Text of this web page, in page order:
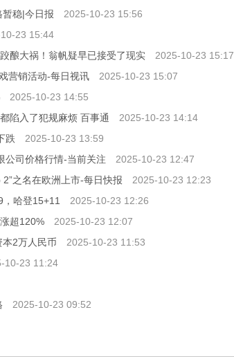
稳|今日报
2025-10-23 15:56
23 15:44
酿大祸！翁帆疑早已接受了现实
2025-10-23 15:17
营销活动-每日视讯
2025-10-23 15:07
2025-10-23 14:55
陷入了犯规麻烦 百事通
2025-10-23 14:14
跌
2025-10-23 13:59
公司价格行情-当前关注
2025-10-23 12:47
之名在欧洲上市-每日快报
2025-10-23 12:23
，哈登15+11
2025-10-23 12:26
超120%
2025-10-23 12:07
2万人民币
2025-10-23 11:53
10-23 11:24
2025-10-23 09:52